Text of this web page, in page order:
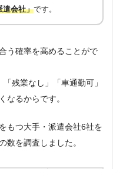
遣会社」です。
う確率を高めることがで
残業なし」「車通勤可」
なるからです。
もつ大手・派遣会社6社を
数を調査しました。